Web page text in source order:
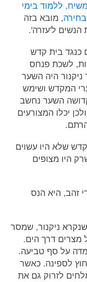
ללמוד בימי
, מובא בזה
הנשים ל'עזרה'.
כנגד בית קדש
לשכת פנחס
היה השער
המקדש ושימש
השער נחשב
יכלו המצורעים
שלא היו עשוים
היו מצופים
זהב, היא הנס
ניקנור, שמסר
מצרים דרך הים.
על סף טביעה.
לספינה. כאשר
לזרוק גם את